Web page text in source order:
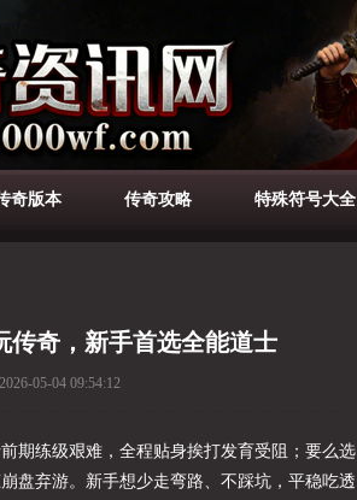
奇版本 传奇攻略 特殊符号大全
传奇，新手首选全能道士
2026-05-04 09:54:12
期练级艰难，全程贴身挨打发育受阻；要么选
盘弃游。新手想少走弯路、不踩坑，平稳吃透